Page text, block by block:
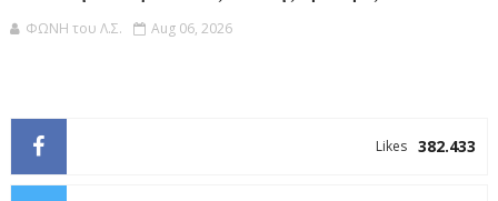
ΦΩΝΗ του Λ.Σ. Aug 06, 2026
382.433
Likes